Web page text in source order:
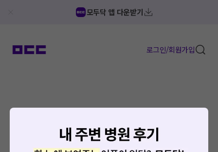
모두닥 앱 다운받기
로그인/회원가입